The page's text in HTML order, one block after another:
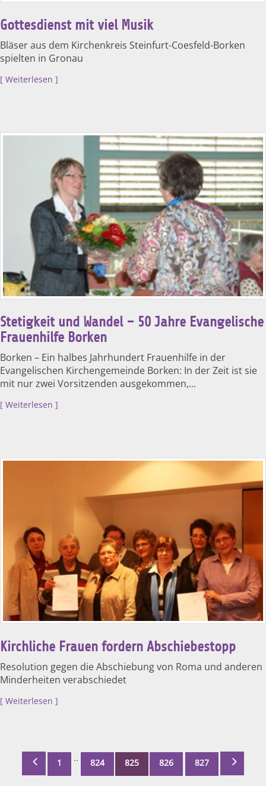
Gottesdienst mit viel Musik
Bläser aus dem Kirchenkreis Steinfurt-Coesfeld-Borken
spielten in Gronau
Weiterlesen
Stetigkeit und Wandel – 50 Jahre Evangelische
Frauenhilfe Borken
Borken – Ein halbes Jahrhundert Frauenhilfe in der
Evangelischen Kirchengemeinde Borken: In der Zeit ist sie
mit nur zwei Vorsitzenden ausgekommen,...
Weiterlesen
Kirchliche Frauen fordern Abschiebestopp
Resolution gegen die Abschiebung von Roma und anderen
Minderheiten verabschiedet
Weiterlesen
1 .. 824 825 826 827